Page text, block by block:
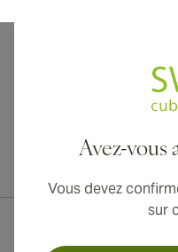
Avez-vous
Vous devez
sur
Livraison internationale